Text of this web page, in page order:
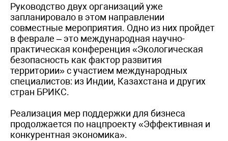
Руководство двух организаций уже
запланировало в этом направлении
совместные мероприятия. Одно из них пройдет
в феврале – это международная научно-
практическая конференция «Экологическая
безопасность как фактор развития
территории» с участием международных
специалистов: из Индии, Казахстана и других
стран БРИКС.
Реализация мер поддержки для бизнеса
продолжается по нацпроекту «Эффективная и
конкурентная экономика».